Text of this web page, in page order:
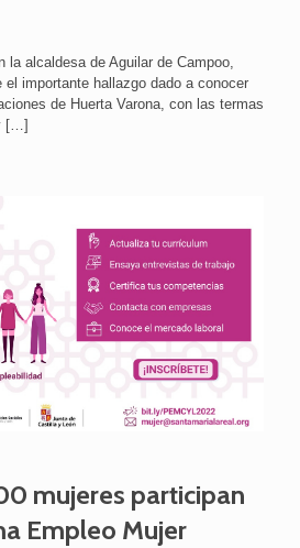
la alcaldesa de Aguilar de Campoo,
el importante hallazgo dado a conocer
de Huerta Varona, con las termas
[…]
mujeres participan
Empleo Mujer